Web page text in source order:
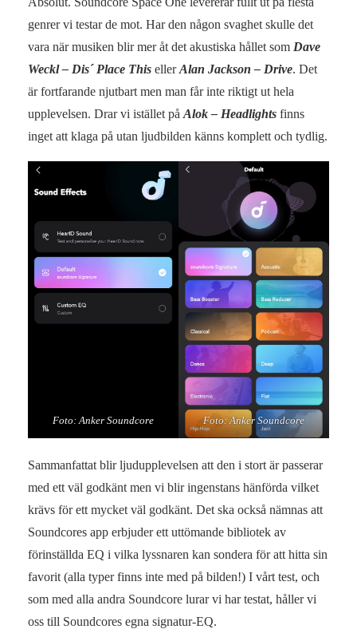
genrer vi testar de mot. Har den någon svaghet skulle det
vara när musiken blir mer åt det akustiska hållet som Dave
Weckl – Dis´ Place This ellerAlan Jackson – Drive. Det
är fortfarande njutbart men man får inte riktigt ut hela
upplevelsen. Drar vi istället på Alok – Headlights finns
inget att klaga på utan ljudbilden känns komplett och tydlig.
Foto: Anker Soundcore Foto: Anker Soundcore
Sammanfattat blir ljudupplevelsen att den i stort är passerar
med ett väl godkänt men vi blir ingenstans hänförda vilket
krävs för ett mycket väl godkänt. Det ska också nämnas att
Soundcores app erbjuder ett uttömande bibliotek av
förinställda EQ i vilka lyssnaren kan sondera för att hitta sin
favorit (alla typer finns inte med på bilden!) I vårt test, och
som med alla andra Soundcore lurar vi har testat, håller vi
oss till Soundcores egna signatur-EQ.